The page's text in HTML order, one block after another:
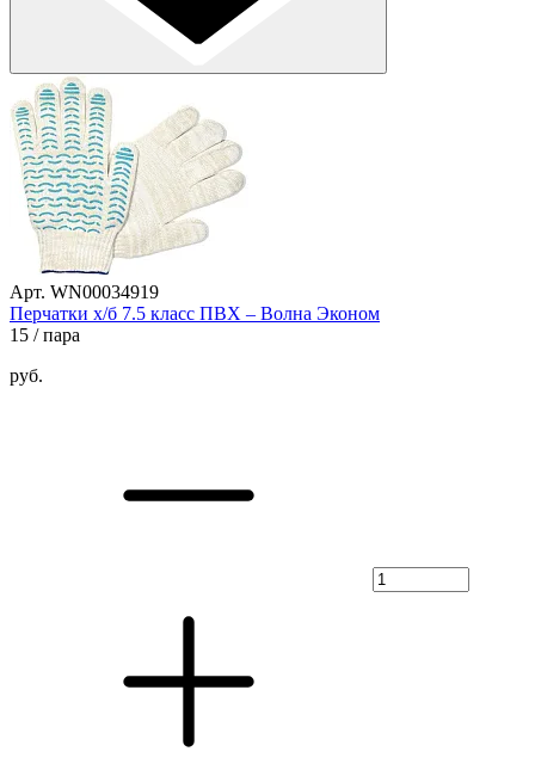
Арт. WN00034919
Перчатки х/б 7.5 класс ПВХ – Волна Эконом
15 / пара
руб.